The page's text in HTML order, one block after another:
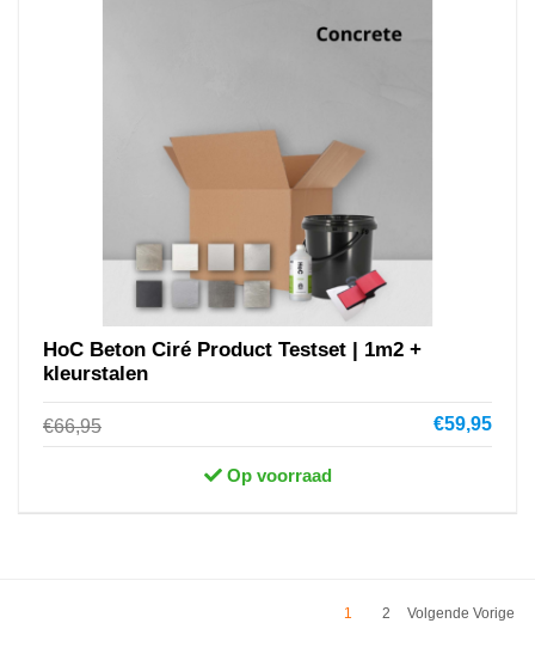
HoC Beton Ciré Product Testset | 1m2 +
kleurstalen
€66,95 €59,95
Op voorraad
1 2 Volgende Vorige